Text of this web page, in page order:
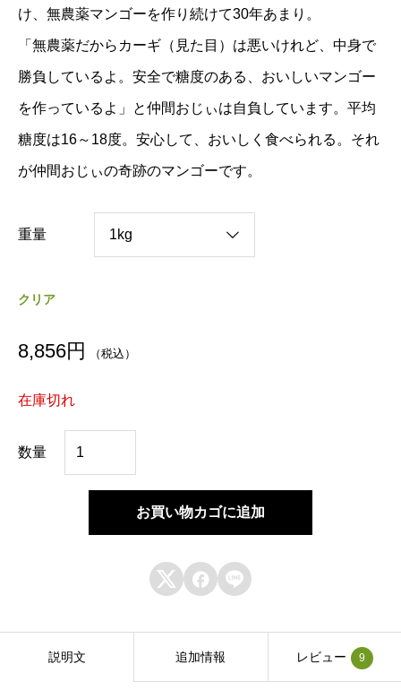
け、無農薬マンゴーを作り続けて30年あまり。
「無農薬だからカーギ（見た目）は悪いけれど、中身で
勝負しているよ。安全で糖度のある、おいしいマンゴー
を作っているよ」と仲間おじぃは自負しています。平均
糖度は16～18度。安心して、おいしく食べられる。それ
が仲間おじぃの奇跡のマンゴーです。
重量
クリア
8,856円 （税込）
在庫切れ
数量
沖
縄
お買い物カゴに追加
  
説明文 追加情報 レビュー 9